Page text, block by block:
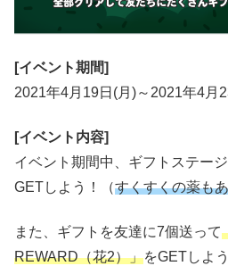
[イベント期間]
2021年4月19日(月)～2021年4月
[イベント内容]
イベント期間中、ギフトステー
GETしよう！（すくすくの薬も
また、ギフトを友達に7個送って
REWARD（花2）」をGETしよう